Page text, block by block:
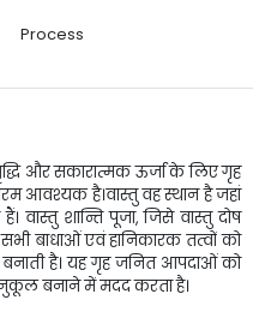
Process
और सकारात्मक ऊर्जा के लिए गृह
आवश्यक है।वास्तु वह स्थान है जहां
शान्ति पूजा, जिसे वास्तु दोष
बाधाओं एवं हानिकारक तत्वों को
है। यह गृह जनित आपदाओं को
बनाने में मदद करता है।